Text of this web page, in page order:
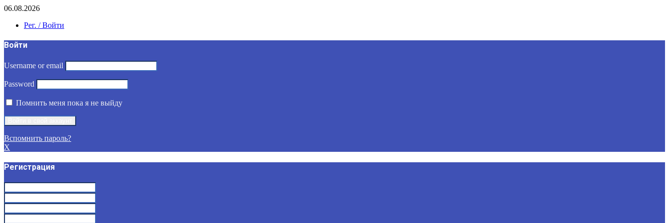
06.08.2026
Рег. / Войти
Войти
Username or email
Password
Помнить меня пока я не выйду
Вспомнить пароль?
X
Регистрация